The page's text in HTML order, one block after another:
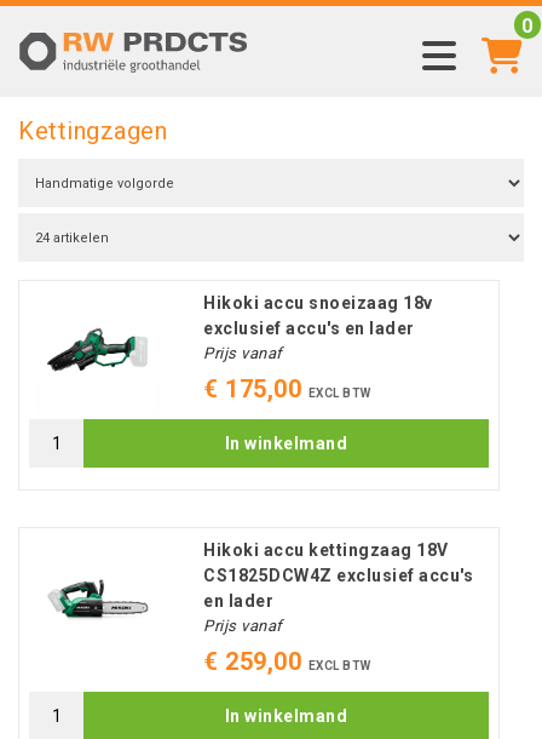
0
Kettingzagen
Hikoki accu snoeizaag 18v
exclusief accu's en lader
Prijs vanaf
€ 175,00 EXCL BTW
In winkelmand
Hikoki accu kettingzaag 18V
CS1825DCW4Z exclusief accu's
en lader
Prijs vanaf
€ 259,00 EXCL BTW
In winkelmand